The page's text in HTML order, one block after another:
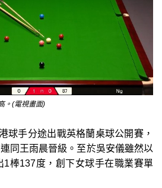
。(電視畫面)
球手分途出戰英格蘭桌球公開賽，
同王雨晨晉級。至於吳安儀雖然以
1棒137度，創下女球手在職業賽單